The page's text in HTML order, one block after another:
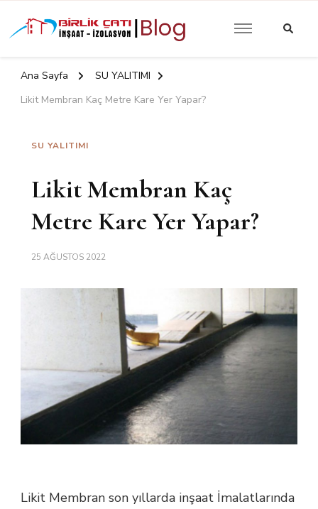
Blog
Güncel Yalıtım İzolasyon
Ana Sayfa
SU YALITIMI
Likit Membran Kaç Metre Kare Yer Yapar?
SU YALITIMI
Likit Membran Kaç
Metre Kare Yer Yapar?
25 AĞUSTOS 2022
Likit Membran son yıllarda inşaat İmalatlarında